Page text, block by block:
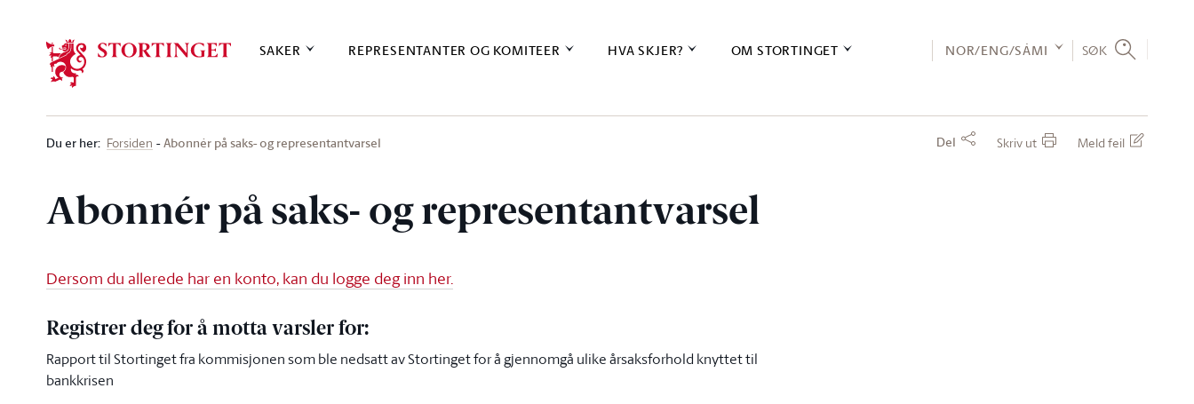
SAKER REPRESENTANTER OG KOMITEER HVA SKJER? OM STORTINGET NOR/ENG/SÁMI SØK
Du er her: Forsiden Abonnér på saks- og representantvarsel Del Skriv ut Meld feil
Abonnér på saks- og representantvarsel
Dersom du allerede har en konto, kan du logge deg inn her.
Registrer deg for å motta varsler for:
Rapport til Stortinget fra kommisjonen som ble nedsatt av Stortinget for å gjennomgå ulike årsaksforhold knyttet til
bankkrisen